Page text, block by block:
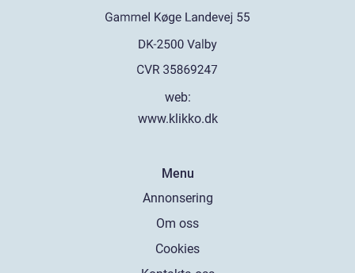
web:
www.klikko.dk
Menu
Annonsering
Om oss
Cookies